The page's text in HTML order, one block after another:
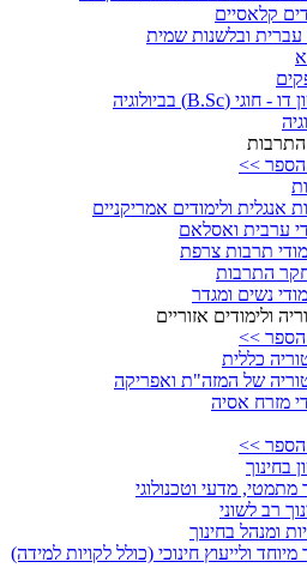
קלאסיים
עברית ובלשנות שמית
תואר ראשון דו - חוגי (B.Sc) בביולוגיה
>>
אנגלית ולימודים אמריקניים
ערבית ואסלאם
תרבות צרפת
התרבות
נשים ומגדר
ולימודים אזוריים
>>
כללית
של המזה"ת ואפריקה
מזרח אסיה
>>
בחינוך
מתמטי, מדעי וטכנולוגי
רב לשוני
ומנהל בחינוך
מיוחד ולייעוץ חינוכי (כולל לקויות למידה)